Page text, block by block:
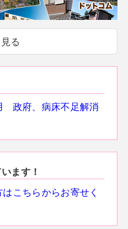
る
政府、病床不足解消
ます！
こちらからお寄せく